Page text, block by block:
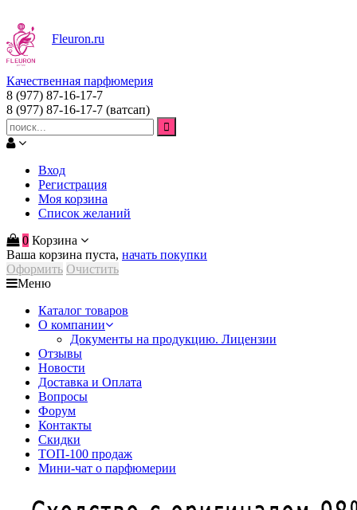
Fleuron.ru
Качественная парфюмерия
8 (977) 87-16-17-7
8 (977) 87-16-17-7 (ватсап)
Вход
Регистрация
Моя корзина
Список желаний
0 Корзина
Ваша корзина пуста, начать покупки
Оформить Очистить
Меню
Каталог товаров
О компании
Документы на продукцию. Лицензии
Отзывы
Новости
Доставка и Оплата
Вопросы
Форум
Контакты
Скидки
ТОП-100 продаж
Мини-чат о парфюмерии